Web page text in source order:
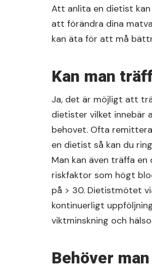
Att anlita en dietist
att förändra dina
kan äta för att må
Kan man
Ja, det är möjligt att
dietister vilket innebär
behovet. Ofta
en dietist så kan du
Man kan även träffa
riskfaktor som högt
på > 30. Dietistmötet
kontinuerligt
viktminskning och
Behöver